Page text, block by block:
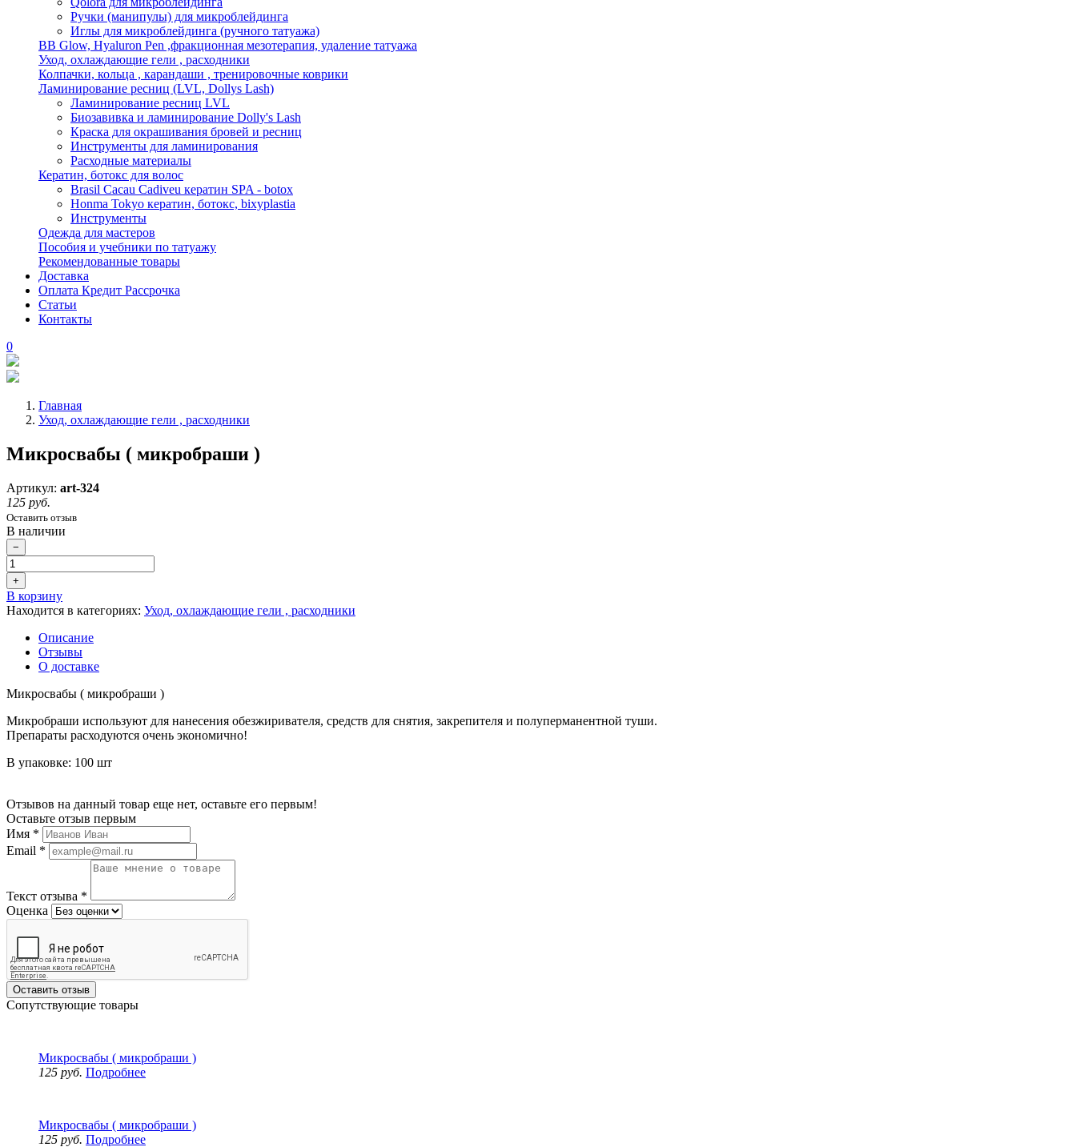
Ручки (манипулы) для микроблейдинга
Иглы для микроблейдинга (ручного татуажа)
BB Glow, Hyaluron Pen ,фракционная мезотерапия, удаление татуажа
Уход, охлаждающие гели , расходники
Колпачки, кольца , карандаши , тренировочные коврики
Ламинирование ресниц (LVL, Dollys Lash)
Ламинирование ресниц LVL
Биозавивка и ламинирование Dolly's Lash
Краска для окрашивания бровей и ресниц
Инструменты для ламинирования
Расходные материалы
Кератин, ботокс для волос
Brasil Cacau Cadiveu кератин SPA - botox
Honma Tokyo кератин, ботокс, bixyplastia
Инструменты
Одежда для мастеров
Пособия и учебники по татуажу
Рекомендованные товары
Доставка
Оплата Кредит Рассрочка
Статьи
Контакты
0
Главная
Уход, охлаждающие гели , расходники
Микросвабы ( микробраши )
Артикул: art-324
125 руб.
Оставить отзыв
В наличии
−
+
В корзину
Находится в категориях: Уход, охлаждающие гели , расходники
Описание
Отзывы
О доставке
Микросвабы ( микробраши )
Микробраши используют для нанесения обезжиривателя, средств для снятия, закрепителя и полуперманентной туши.
Препараты расходуются очень экономично!
В упаковке: 100 шт
Отзывов на данный товар еще нет, оставьте его первым!
Оставьте отзыв первым
Имя *
Email *
Текст отзыва *
Оценка
Оставить отзыв
Сопутствующие товары
Микросвабы ( микробраши )
125 руб. Подробнее
Микросвабы ( микробраши )
125 руб. Подробнее